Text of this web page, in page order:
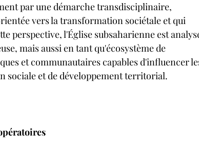
par une démarche transdisciplinaire,
vers la transformation sociétale et qui
perspective, l'Église subsaharienne est
mais aussi en tant qu'écosystème de
et communautaires capables d'influencer
sociale et de développement territorial.